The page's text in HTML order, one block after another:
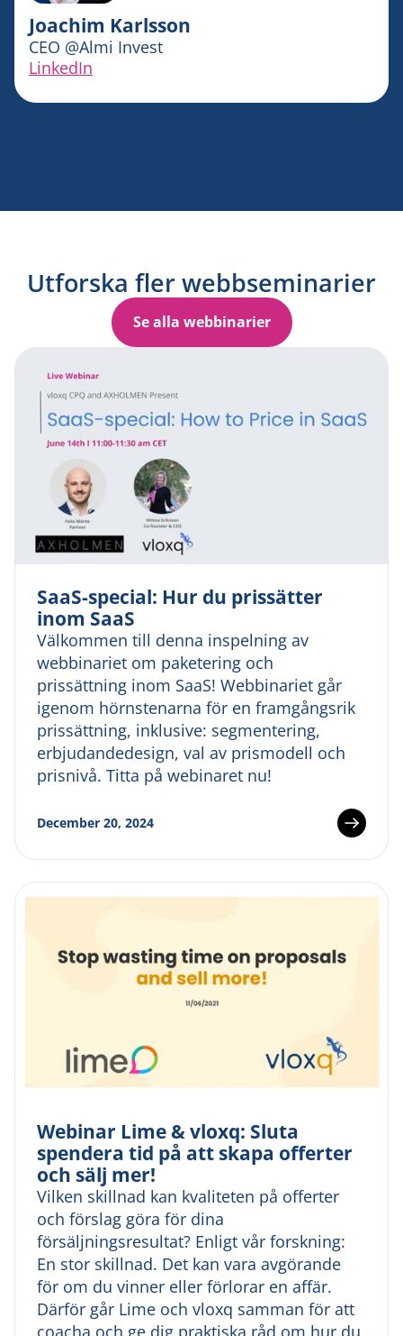
Joachim Karlsson
CEO @Almi Invest
LinkedIn
Utforska fler webbseminarier
Se alla webbinarier
SaaS-special: Hur du prissätter
inom SaaS
Välkommen till denna inspelning av
webbinariet om paketering och
prissättning inom SaaS! Webbinariet går
igenom hörnstenarna för en framgångsrik
prissättning, inklusive: segmentering,
erbjudandedesign, val av prismodell och
prisnivå. Titta på webinaret nu!
December 20, 2024
Webinar Lime & vloxq: Sluta
spendera tid på att skapa offerter
och sälj mer!
Vilken skillnad kan kvaliteten på offerter
och förslag göra för dina
försäljningsresultat? Enligt vår forskning:
En stor skillnad. Det kan vara avgörande
för om du vinner eller förlorar en affär.
Därför går Lime och vloxq samman för att
coacha och ge dig praktiska råd om hur du